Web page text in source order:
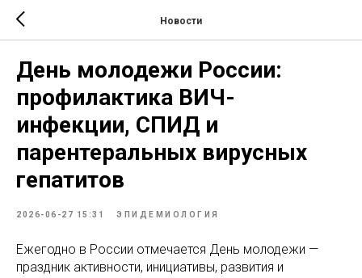
Новости
День молодежи России:
профилактика ВИЧ-
инфекции, СПИД и
парентеральных вирусных
гепатитов
2026-06-27 15:31 ЭПИДЕМИОЛОГИЯ
Ежегодно в России отмечается День молодежи —
праздник активности, инициативы, развития и